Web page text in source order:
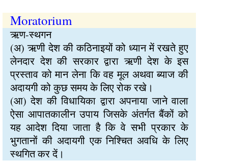
Moratorium
ऋण-स्थगन
(अ) ऋणी देश की कठिनाइयों को ध्यान में रखते हुए
लेनदार देश की सरकार द्वारा ऋणी देश के इस
प्रस्ताव को मान लेना कि वह मूल अथवा ब्याज की
अदायगी को कुछ समय के लिए रोक रखे।
(आ) देश की विधायिका द्वारा अपनाया जाने वाला
ऐसा आपातकालीन उपाय जिसके अंतर्गत बैंकों को
यह आदेश दिया जाता है कि वे सभी प्रकार के
भुगतानों की अदायगी एक निश्चित अवधि के लिए
स्थगित कर दें।